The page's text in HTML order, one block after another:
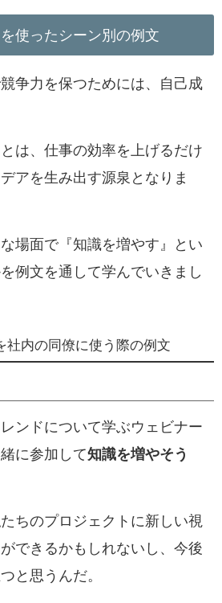
使ったシーン別の例文
争力を保つためには、自己成
は、仕事の効率を上げるだけ
アを生み出す源泉となりま
場面で『知識を増やす』とい
例文を通して学んでいきまし
社内の同僚に使う際の例文
ンドについて学ぶウェビナー
に参加して知識を増やそう
ちのプロジェクトに新しい視
できるかもしれないし、今後
と思うんだ。